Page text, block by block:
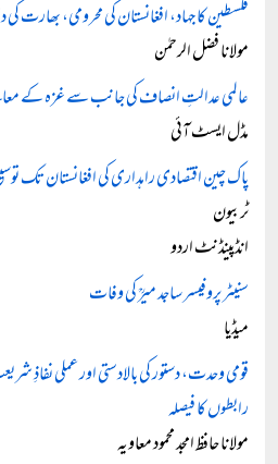
فلسطین کا جہاد، افغانستان کی محرومی، بھارت
مولانا فضل الرحمٰن
عالمی عدالتِ انصاف کی جانب سے غزہ کے
مڈل ایسٹ آئی
پاک چین اقتصادی راہداری کی افغانستان تک
ٹربیون
انڈپینڈنٹ اردو
سنیٹر پروفیسر ساجد میرؒ کی وفات
میڈیا
قومی وحدت، دستور کی بالادستی اور عملی
رابطوں کا فیصلہ
مولانا حافظ امجد محمود معاویہ